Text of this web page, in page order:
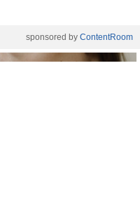
sponsored by ContentRoom